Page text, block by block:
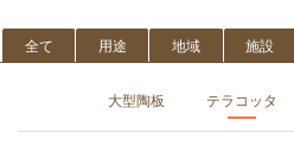
全て 用途 地域 施設
大型陶板 テラコッタ